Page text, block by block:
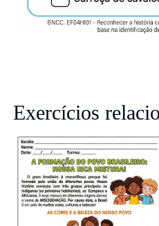
Exercícios